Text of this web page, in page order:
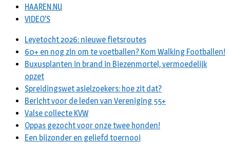
HAAREN.NU
VIDEO’S
Leyetocht 2026: nieuwe fietsroutes
60+ en nog zin om te voetballen? Kom Walking Footballen!
Buxusplanten in brand in Biezenmortel, vermoedelijk
opzet
Spreidingswet asielzoekers: hoe zit dat?
Bericht voor de leden van Vereniging 55+
Valse collecte KVW
Oppas gezocht voor onze twee honden!
Een bijzonder en geliefd toernooi